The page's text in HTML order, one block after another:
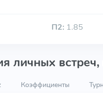
П2: 1.85
личных
Коэффициенты